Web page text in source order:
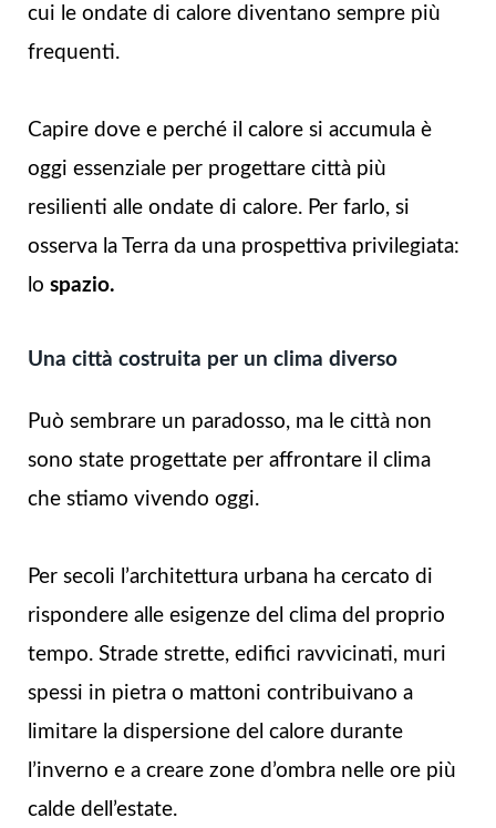
cui le ondate di calore diventano sempre più
frequenti.
Capire dove e perché il calore si accumula è
oggi essenziale per progettare città più
resilienti alle ondate di calore. Per farlo, si
osserva la Terra da una prospettiva privilegiata:
lo spazio.
Una città costruita per un clima diverso
Può sembrare un paradosso, ma le città non
sono state progettate per affrontare il clima
che stiamo vivendo oggi.
Per secoli l’architettura urbana ha cercato di
rispondere alle esigenze del clima del proprio
tempo. Strade strette, edifici ravvicinati, muri
spessi in pietra o mattoni contribuivano a
limitare la dispersione del calore durante
l’inverno e a creare zone d’ombra nelle ore più
calde dell’estate.